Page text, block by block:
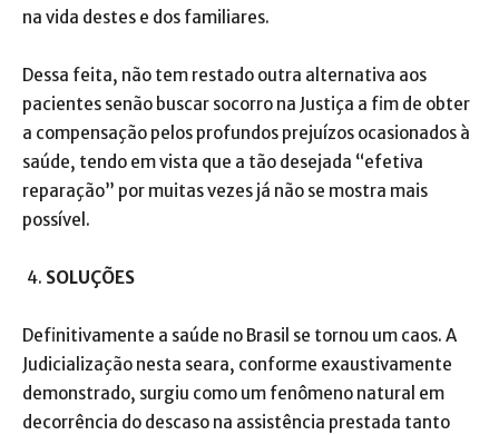
na vida destes e dos familiares.
Dessa feita, não tem restado outra alternativa aos
pacientes senão buscar socorro na Justiça a fim de obter
a compensação pelos profundos prejuízos ocasionados à
saúde, tendo em vista que a tão desejada “efetiva
reparação” por muitas vezes já não se mostra mais
possível.
SOLUÇÕES
Definitivamente a saúde no Brasil se tornou um caos. A
Judicialização nesta seara, conforme exaustivamente
demonstrado, surgiu como um fenômeno natural em
decorrência do descaso na assistência prestada tanto